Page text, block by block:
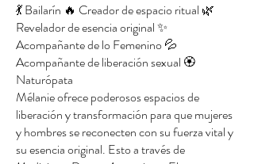
💃 Bailarín 🔥 Creador de espacio ritual 🌿
Revelador de esencia original ✨
Acompañante de lo Femenino 💦
Acompañante de liberación sexual 🏵️
Naturópata
Mélanie ofrece poderosos espacios de
liberación y transformación para que mujeres
y hombres se reconecten con su fuerza vital y
su esencia original. Esto a través de